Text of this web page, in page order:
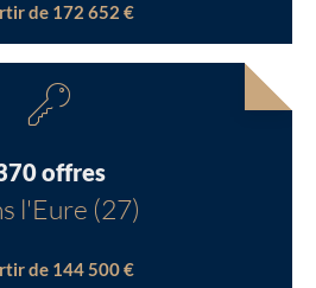
de 172 652 €
offres
l'Eure (27)
de 144 500 €